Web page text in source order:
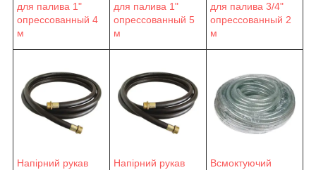
для палива 1"
опрессованный 4
м
для палива 1"
опрессованный 5
м
для палива 3/4"
опрессованный 2
м
Напірний рукав
Напірний рукав
Всмоктуючий